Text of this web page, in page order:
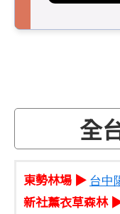
全
東勢林場 ▶ 台中
新社薰衣草森林